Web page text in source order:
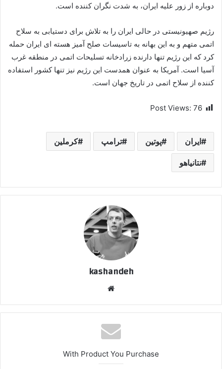
دوباره از زور علیه ایران، به شدت نگران کننده است.
رژیم صهیونیستی در حالی ایران را به تلاش برای دستیابی به سلاح
اتمی متهم و به این بهانه به تاسیسات صلح آمیز هسته ای ایران حمله
کرد که این رژیم تنها دارنده زرادخانه تسلیحات اتمی در منطقه غرب
آسیا است. آمریکا به عنوان همدست این رژیم نیز تنها کشور استفاده
کننده از سلاح اتمی در تاریخ جهان است.
Post Views: 76
ایران پوتین ترامپ کرملین
نتانیاهو
kashandeh
With Product You Purchase